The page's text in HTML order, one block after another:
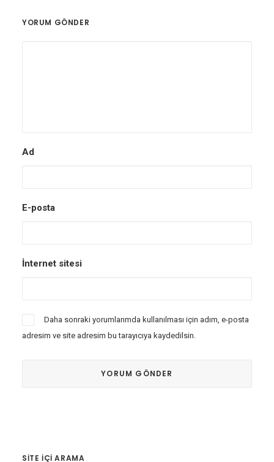
YORUM GÖNDER
Ad
E-posta
İnternet sitesi
Daha sonraki yorumlarımda kullanılması için adım, e-posta
adresim ve site adresim bu tarayıcıya kaydedilsin.
SITE IÇI ARAMA